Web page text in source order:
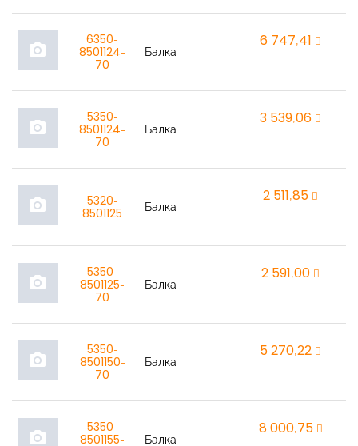
photo_camera
6350-
8501124-
70
Балка
6 747,41
photo_camera
5350-
8501124-
70
Балка
3 539,06
photo_camera
5320-
8501125
Балка
2 511,85
photo_camera
5350-
8501125-
70
Балка
2 591,00
photo_camera
5350-
8501150-
70
Балка
5 270,22
photo_camera
5350-
8501155-
Балка
8 000,75